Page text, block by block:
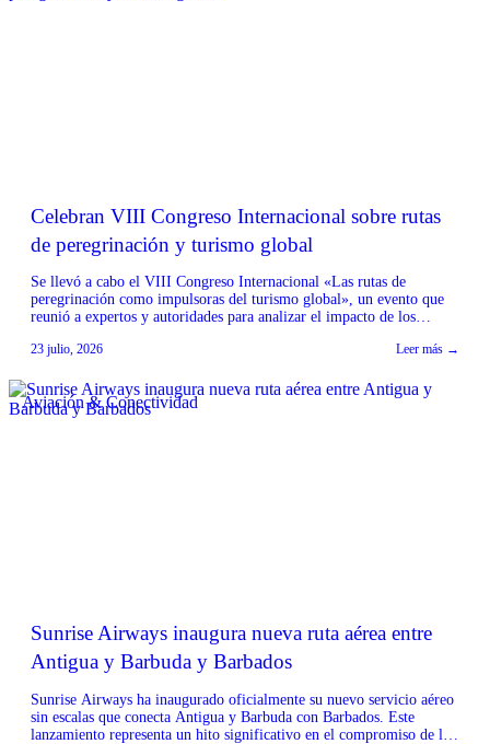
Celebran VIII Congreso Internacional sobre rutas
de peregrinación y turismo global
Se llevó a cabo el VIII Congreso Internacional «Las rutas de
peregrinación como impulsoras del turismo global», un evento que
reunió a expertos y autoridades para analizar el impacto de los
contó con la colaboración de instituciones como la Diputación de A
23 julio, 2026 Leer más →
Aviación & Conectividad
Sunrise Airways inaugura nueva ruta aérea entre
Antigua y Barbuda y Barbados
Sunrise Airways ha inaugurado oficialmente su nuevo servicio aéreo
sin escalas que conecta Antigua y Barbuda con Barbados. Este
lanzamiento representa un hito significativo en el compromiso de la